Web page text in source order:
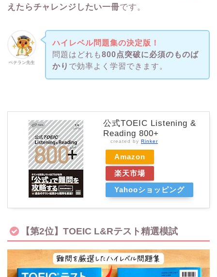
えたらチャレンジしたい一冊です。
ベテラン先生
ハイレベル問題集の決定版！
問題はどれも800点突破に必須のものば
かり で効率よく学習できます。
公式TOEIC Listening &
Reading 800+
created by Rinker
Amazon
楽天市場
Yahooショッピング
【第2位】TOEIC L&Rテスト精選模試